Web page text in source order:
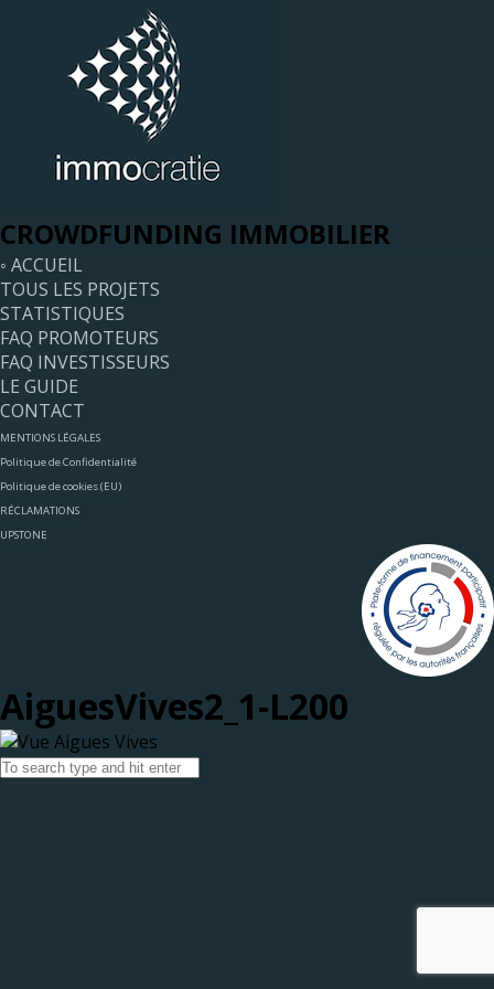
CROWDFUNDING IMMOBILIER
◦ ACCUEIL
TOUS LES PROJETS
STATISTIQUES
FAQ PROMOTEURS
FAQ INVESTISSEURS
LE GUIDE
CONTACT
MENTIONS LÉGALES
Politique de Confidentialité
Politique de cookies (EU)
RÉCLAMATIONS
UPSTONE
AiguesVives2_1-L200